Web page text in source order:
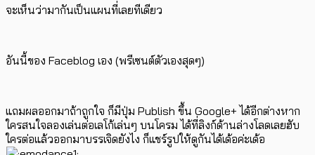
จะเห็นว่ามากันเป็นแผนที่เลยทีเดียว
อันนี้ของ Faceblog เอง (พรีเซนต์ตัวเองสุดๆ)
แถมผลออกมาถ้าถูกใจ ก็มีปุ่ม Publish ขึ้น Google+ ได้อีกต่างหาก
ใครสนใจลองเล่นต่อเลโก้เล่นๆ บนโครม ได้ที่ลิงก์ด้านล่างโลดเลยฮับ
ใครต่อแล้วออกมาบรรเจิดยังไง ก็แชร์รูปให้ดูกันได้เด้อค่ะเด้อ